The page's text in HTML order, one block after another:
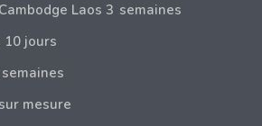
Laos 3 semaines
10 jours
mesure